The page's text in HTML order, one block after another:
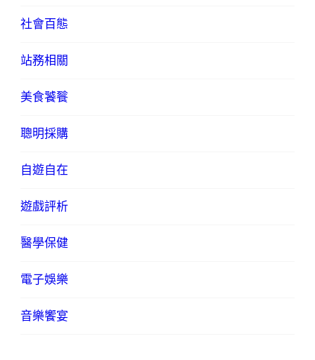
社會百態
站務相關
美食饕餮
聰明採購
自遊自在
遊戲評析
醫學保健
電子娛樂
音樂饗宴